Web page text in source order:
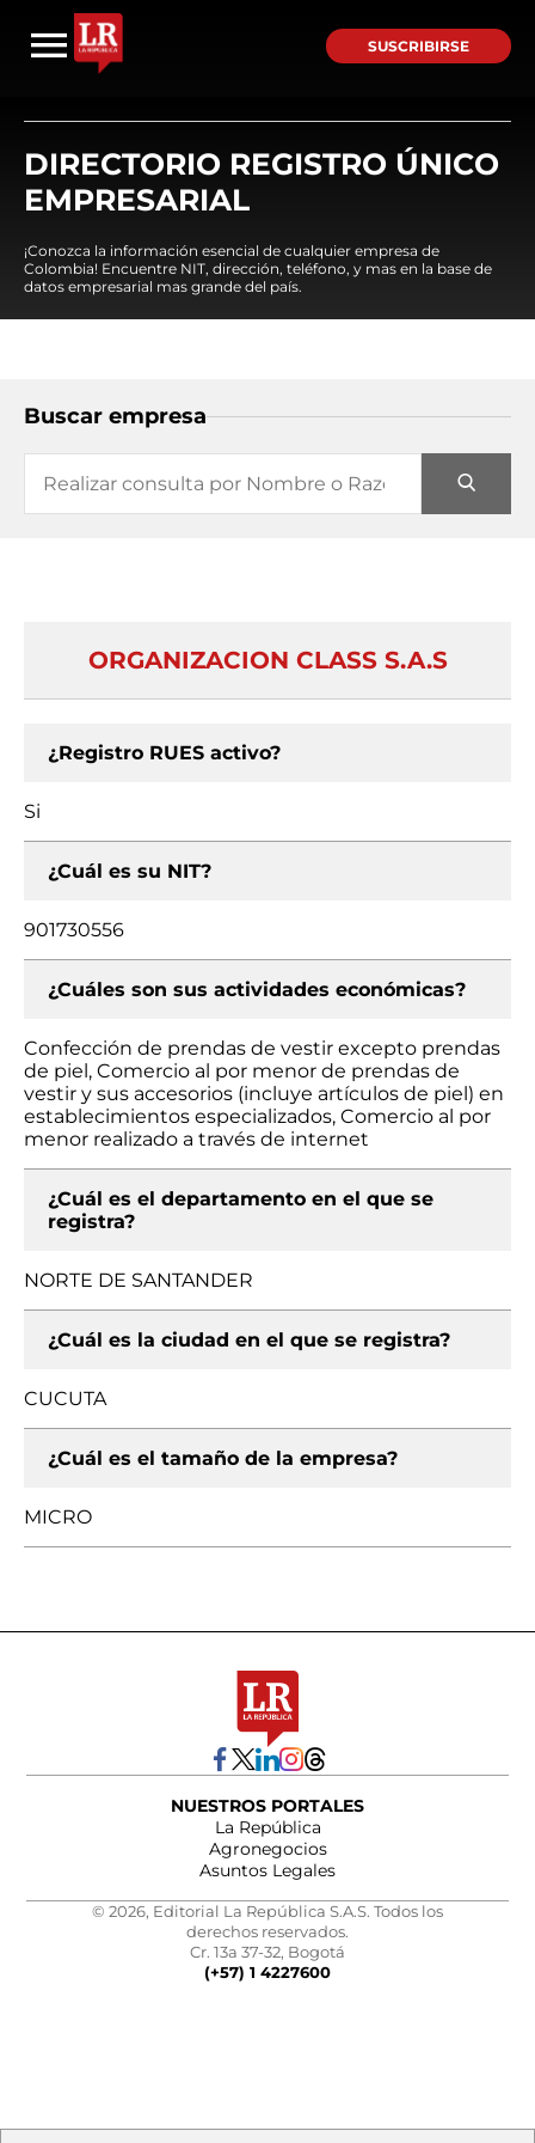
SUSCRIBIRSE
DIRECTORIO REGISTRO ÚNICO
EMPRESARIAL
¡Conozca la información esencial de cualquier empresa de
Colombia! Encuentre NIT, dirección, teléfono, y mas en la base de
datos empresarial mas grande del país.
Buscar empresa
ORGANIZACION CLASS S.A.S
¿Registro RUES activo?
Si
¿Cuál es su NIT?
901730556
¿Cuáles son sus actividades económicas?
Confección de prendas de vestir excepto prendas
de piel, Comercio al por menor de prendas de
vestir y sus accesorios (incluye artículos de piel) en
establecimientos especializados, Comercio al por
menor realizado a través de internet
¿Cuál es el departamento en el que se
registra?
NORTE DE SANTANDER
¿Cuál es la ciudad en el que se registra?
CUCUTA
¿Cuál es el tamaño de la empresa?
MICRO
NUESTROS PORTALES
La República
Agronegocios
Asuntos Legales
© 2026, Editorial La República S.A.S. Todos los
derechos reservados.
Cr. 13a 37-32, Bogotá
(+57) 1 4227600